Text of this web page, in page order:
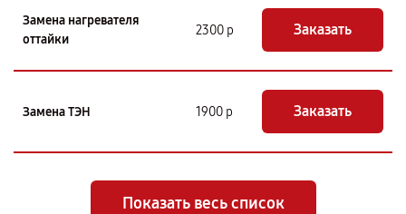
Замена нагревателя
оттайки
2300 р Заказать
Замена ТЭН 1900 р Заказать
Показать весь список